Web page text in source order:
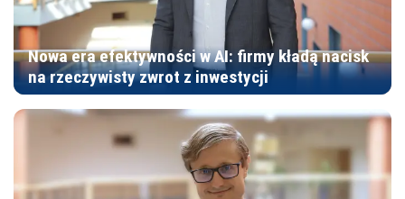
Nowa era efektywności w AI: firmy kładą nacisk
na rzeczywisty zwrot z inwestycji